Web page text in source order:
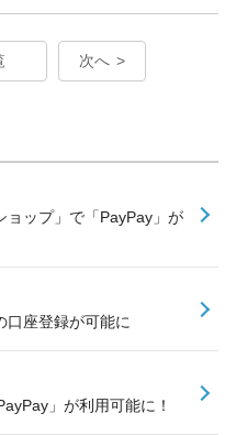
次へ
ョップ」で「PayPay」が
口座登録が可能に
」が利用可能に！